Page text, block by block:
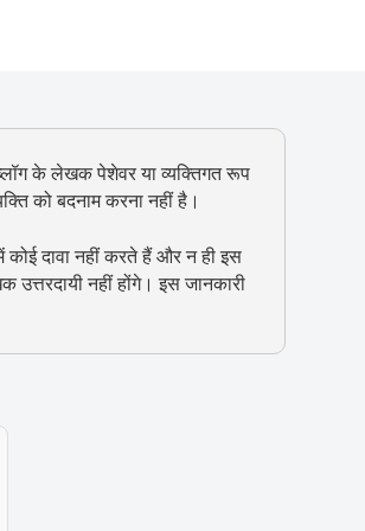
के लेखक पेशेवर या व्यक्तिगत रूप
को बदनाम करना नहीं है।
दावा नहीं करते हैं और न ही इस
नहीं होंगे। इस जानकारी